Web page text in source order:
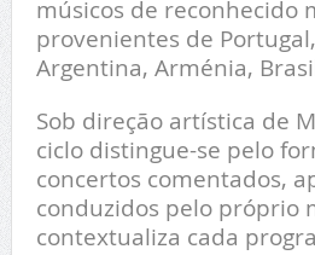
músicos de reconhecido
provenientes de
Argentina, Arménia,
Sob direção artística de
ciclo distingue-se pelo
concertos comentados,
conduzidos pelo próprio
contextualiza cada